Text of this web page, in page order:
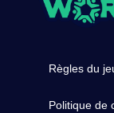
Règles du
Politique de